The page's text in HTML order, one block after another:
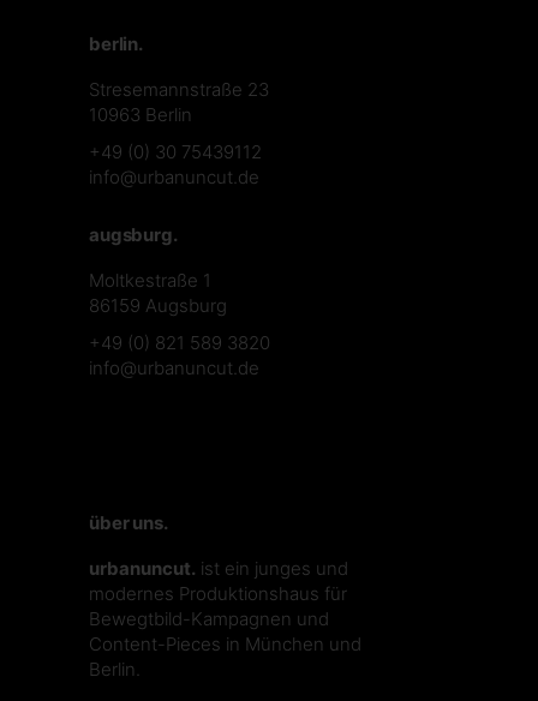
berlin.
Stresemannstraße 23
10963 Berlin
+49 (0) 30 75439112
info@urbanuncut.de
augsburg.
Moltkestraße 1
86159 Augsburg
+49 (0) 821 589 3820
info@urbanuncut.de
über uns.
urbanuncut. ist ein junges und
modernes Produktionshaus für
Bewegtbild-Kampagnen und
Content-Pieces in München und
Berlin.